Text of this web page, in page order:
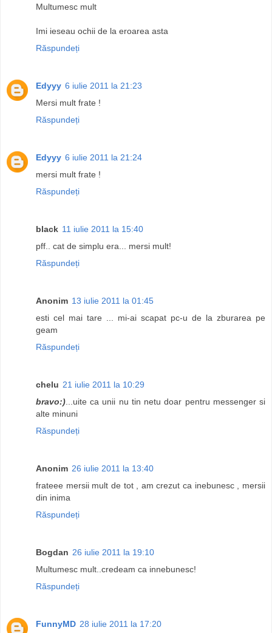
Multumesc mult
Imi ieseau ochii de la eroarea asta
Răspundeți
Edyyy 6 iulie 2011 la 21:23
Mersi mult frate !
Răspundeți
Edyyy 6 iulie 2011 la 21:24
mersi mult frate !
Răspundeți
black 11 iulie 2011 la 15:40
pff.. cat de simplu era... mersi mult!
Răspundeți
Anonim 13 iulie 2011 la 01:45
esti cel mai tare ... mi-ai scapat pc-u de la zburarea pe
geam
Răspundeți
chelu 21 iulie 2011 la 10:29
bravo:)...uite ca unii nu tin netu doar pentru messenger si
alte minuni
Răspundeți
Anonim 26 iulie 2011 la 13:40
frateee mersii mult de tot , am crezut ca inebunesc , mersii
din inima
Răspundeți
Bogdan 26 iulie 2011 la 19:10
Multumesc mult..credeam ca innebunesc!
Răspundeți
FunnyMD 28 iulie 2011 la 17:20